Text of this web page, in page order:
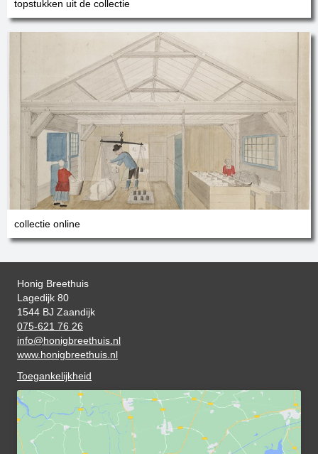
topstukken uit de collectie
collectie online
Honig Breethuis
Lagedijk 80
1544 BJ Zaandijk
075-621 76 26
info@honigbreethuis.nl
www.honigbreethuis.nl
Toegankelijkheid